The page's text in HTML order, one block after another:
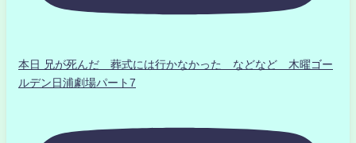
本日 兄が死んだ 葬式には行かなかった などなど 木曜ゴー
ルデン日浦劇場パート7